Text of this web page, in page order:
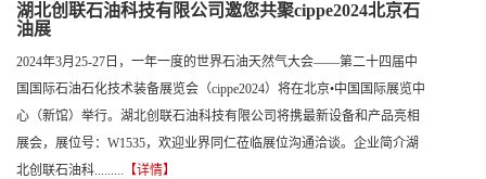
湖北创联石油科技有限公司邀您共聚cippe2024北京石
油展
2024年3月25-27日，一年一度的世界石油天然气大会——第二十四届中
国国际石油石化技术装备展览会（cippe2024）将在北京•中国国际展览中
心（新馆）举行。湖北创联石油科技有限公司将携最新设备和产品亮相
展会，展位号：W1535，欢迎业界同仁莅临展位沟通洽谈。企业简介湖
北创联石油科......... 【详情】